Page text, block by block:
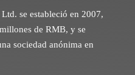
se estableció en 2007,
de RMB, y se
sociedad anónima en